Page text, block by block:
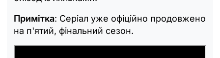
Примітка: Серіал уже офіційно продовжено
на п'ятий, фінальний сезон.